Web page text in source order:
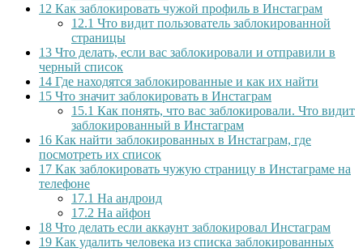
12 Как заблокировать чужой профиль в Инстаграм
12.1 Что видит пользователь заблокированной
страницы
13 Что делать, если вас заблокировали и отправили в
черный список
14 Где находятся заблокированные и как их найти
15 Что значит заблокировать в Инстаграм
15.1 Как понять, что вас заблокировали. Что видит
заблокированный в Инстаграм
16 Как найти заблокированных в Инстаграм, где
посмотреть их список
17 Как заблокировать чужую страницу в Инстаграме на
телефоне
17.1 На андроид
17.2 На айфон
18 Что делать если аккаунт заблокировал Инстаграм
19 Как удалить человека из списка заблокированных